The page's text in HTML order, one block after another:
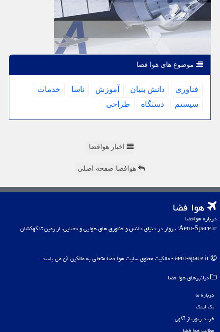
موضوع های هوا فضا
فناوری دانش بنیان آموزش ناسا
خدمات
سیستم
دستگاه طراحی
اخبار هوافضا
هوافضا-صفحه اصلی
هوا فضا
درباره هوافضا
Aero-Space.ir: پرواز در دنیای دانش و فناوری های هوایی و فضایی، از زمین تا کهکشان
میانبرهای هوا فضا
درباره ما
بک لینک
خرید رپورتاژ آگهی